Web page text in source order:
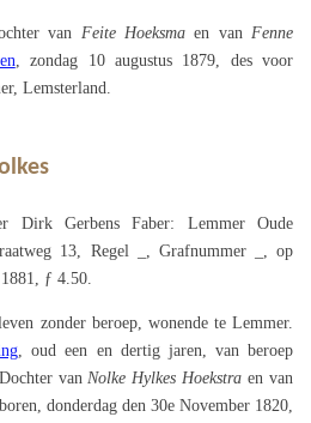
van Feite Hoeksma en vanFenne
, zondag 10 augustus 1879, des voor
Lemsterland.
Dirk Gerbens Faber: Lemmer Oude
13, Regel _, Grafnummer _, op
ƒ 4.50.
zonder beroep, wonende te Lemmer.
, oud een en dertig jaren, van beroep
vanNolke Hylkes Hoekstra en van
donderdag den 30e November 1820,